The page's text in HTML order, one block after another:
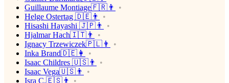
Guillaume Montiage🇫🇷👨
Helge Ostertag 🇩🇪👨
Hisashi Hayashi 🇯🇵👨
Hjalmar Hach🇮🇹👨
Ignacy Trzewiczek🇵🇱👨
Inka Brand🇩🇪👩
Isaac Childres 🇺🇸👨
Isaac Vega🇺🇸👨
Isra C.🇪🇸👨